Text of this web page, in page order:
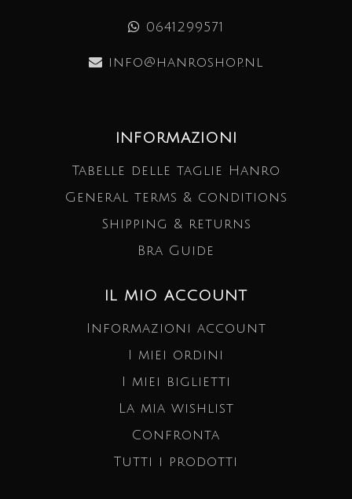
0641299571
info@hanroshop.nl
INFORMAZIONI
Tabelle delle taglie Hanro
General terms & conditions
Shipping & returns
Bra Guide
IL MIO ACCOUNT
Informazioni account
I miei ordini
I miei biglietti
La mia wishlist
Confronta
Tutti i prodotti